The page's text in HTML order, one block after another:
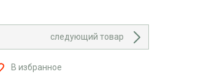
следующий товар
В избранное